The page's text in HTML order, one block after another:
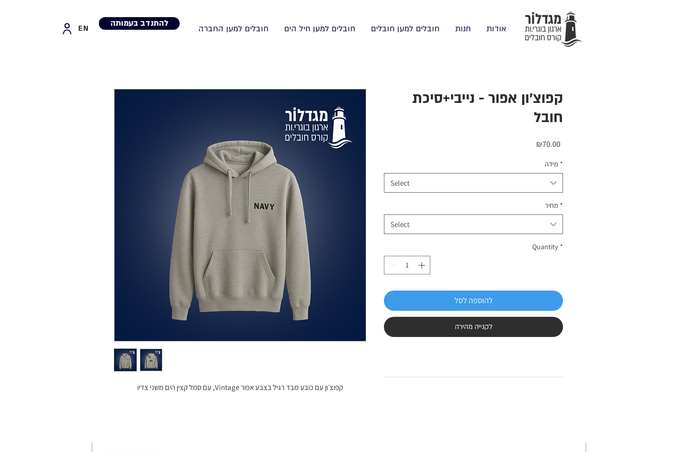
EN להתנדב בעמותה אודות חנות חובלים למען חובלים חובלים למען חיל הים חובלים למען החברה
קפוצ׳ון עם כובע מבד רגיל בצבע אפור Vintage, עם סמל קצין הים משני צדיו
קפוצ׳ון אפור - נייבי+סיכת
חובל
₪70.00Price
מידה *
Select
מחיר *
Select
Quantity *
להוספה לסל
לקנייה מהירה